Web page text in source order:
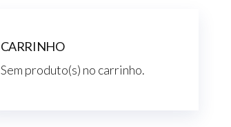
CARRINHO
Sem produto(s) no carrinho.